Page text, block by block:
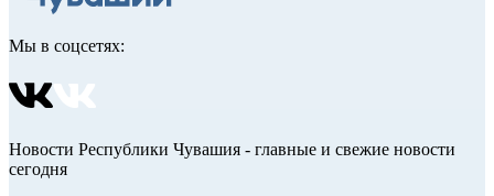
Мы в соцсетях:
Новости Республики Чувашия - главные и свежие новости
сегодня